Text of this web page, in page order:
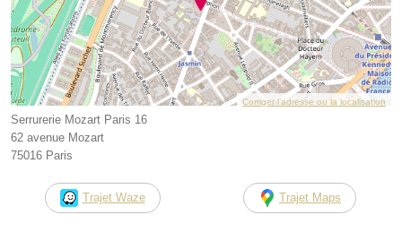
Corriger l’adresse ou la localisation
Serrurerie Mozart Paris 16
62 avenue Mozart
75016 Paris
Trajet Waze Trajet Maps